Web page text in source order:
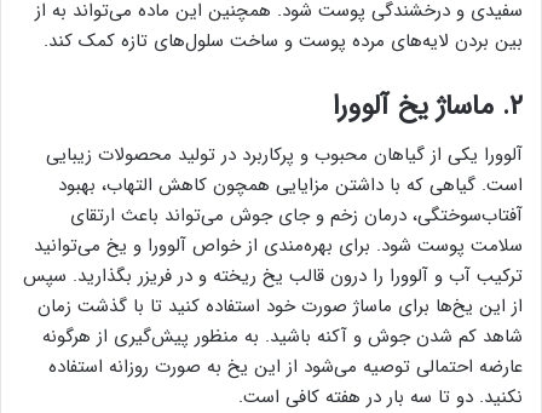
سفیدی و درخشندگی پوست شود. همچنین این ماده می‌تواند به از
بین بردن لایه‌های مرده پوست و ساخت سلول‌های تازه کمک کند.
۲. ماساژ یخ آلوورا
آلوورا یکی از گیاهان محبوب و پرکاربرد در تولید محصولات زیبایی
است. گیاهی که با داشتن مزایایی همچون کاهش التهاب، بهبود
آفتاب‌سوختگی، درمان زخم و جای جوش می‌تواند باعث ارتقای
سلامت پوست شود. برای بهره‌مندی از خواص آلوورا و یخ می‌توانید
ترکیب آب و آلوورا را درون قالب یخ ریخته و در فریزر بگذارید. سپس
از این یخ‌ها برای ماساژ صورت خود استفاده کنید تا با گذشت زمان
شاهد کم شدن جوش و آکنه باشید. به منظور پیش‌گیری از هرگونه
عارضه احتمالی توصیه می‌شود از این یخ به صورت روزانه استفاده
نکنید. دو تا سه بار در هفته کافی است.